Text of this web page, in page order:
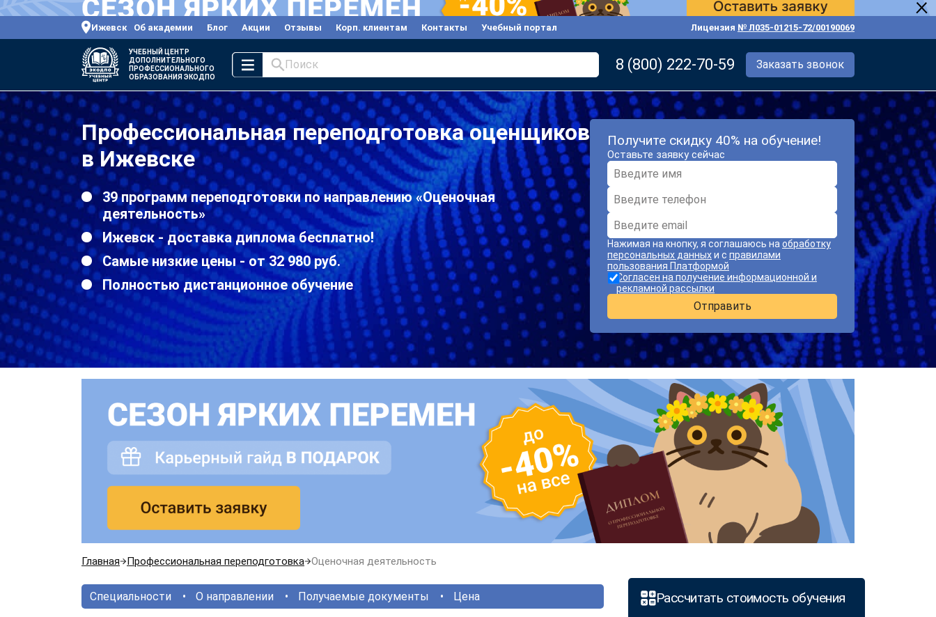
Ижевск Об академии Блог Акции Отзывы Корп. клиентам Контакты Учебный портал Лицензия № Л035-01215-72/00190069
УЧЕБНЫЙ ЦЕНТР
ДОПОЛНИТЕЛЬНОГО
ПРОФЕССИОНАЛЬНОГО
ОБРАЗОВАНИЯ ЭКОДПО
Поиск 8 (800) 222-70-59 Заказать звонок
Профессиональная переподготовка оценщиков
в Ижевске
39 программ переподготовки по направлению «Оценочная
деятельность»
Ижевск - доставка диплома бесплатно!
Самые низкие цены - от 32 980 руб.
Полностью дистанционное обучение
Получите скидку 40% на обучение!
Оставьте заявку сейчас
Нажимая на кнопку, я соглашаюсь на обработку
персональных данныхи с правилами
пользования Платформой
Согласен на получение информационной и
рекламной рассылки
Отправить
Главная Профессиональная переподготовка Оценочная деятельность
Рассчитать стоимость обучения
Специальности О направлении Получаемые документы Цена